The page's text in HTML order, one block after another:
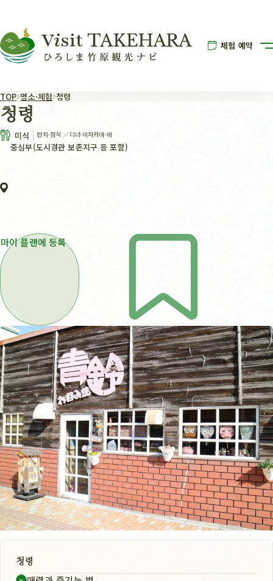
체험 예약
TOP 명소·체험 청령
청령
미식 런치·정식 ／디너·이자카야·바
중심부(도시경관 보존지구 등 포함)
마이 플랜에 등록
청령